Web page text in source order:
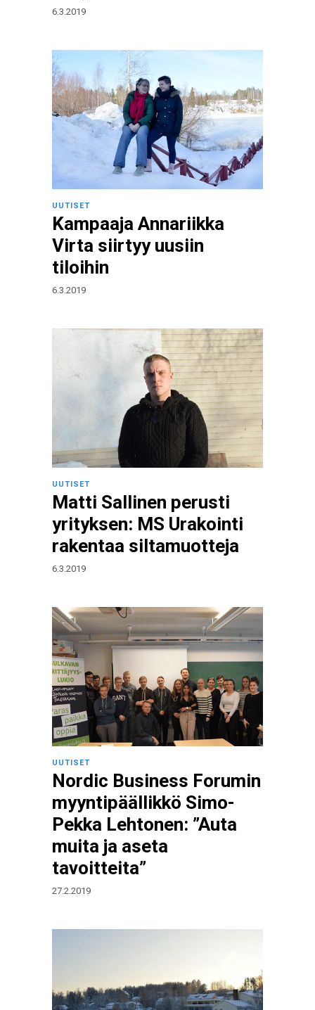
6.3.2019
UUTISET
Kampaaja Annariikka
Virta siirtyy uusiin
tiloihin
6.3.2019
UUTISET
Matti Sallinen perusti
yrityksen: MS Urakointi
rakentaa siltamuotteja
6.3.2019
UUTISET
Nordic Business Forumin
myyntipäällikkö Simo-
Pekka Lehtonen: ”Auta
muita ja aseta
tavoitteita”
27.2.2019